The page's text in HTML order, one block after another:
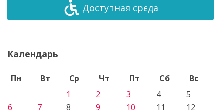
Доступная среда
Календарь
Пн Вт Ср Чт Пт Сб
Вс
1
2 3 4
5
6
7 8 9 10 11
12